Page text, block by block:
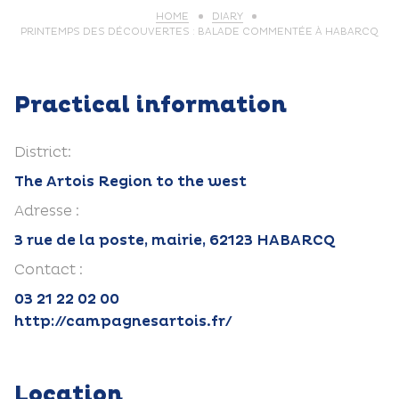
HOME
DIARY
PRINTEMPS DES DÉCOUVERTES : BALADE COMMENTÉE À HABARCQ
Practical information
District:
The Artois Region to the west
Adresse :
3 rue de la poste, mairie, 62123 HABARCQ
Contact :
03 21 22 02 00
http://campagnesartois.fr/